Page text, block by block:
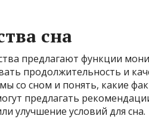
сна
предлагают функции
продолжительность и
со сном и понять, какие
предлагать
улучшение условий для сна.